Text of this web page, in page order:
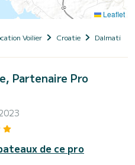
Leaflet
Voilier Croatie Dalmatie
Partenaire Pro
de ce pro